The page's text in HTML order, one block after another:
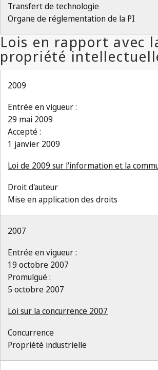
Transfert de technologie
Organe de réglementation de la PI
2009
Entrée en vigueur :
29 mai 2009
Accepté :
1 janvier 2009
Loi de 2009 sur l'information et la
Droit d'auteur
Mise en application des droits
2007
Entrée en vigueur :
19 octobre 2007
Promulgué :
5 octobre 2007
Loi sur la concurrence 2007
Concurrence
Propriété industrielle